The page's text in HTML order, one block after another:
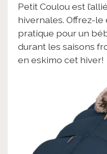
Petit Coulou est
hivernales. Offrez-le
pratique pour un
durant les saisons
en eskimo cet hiver!